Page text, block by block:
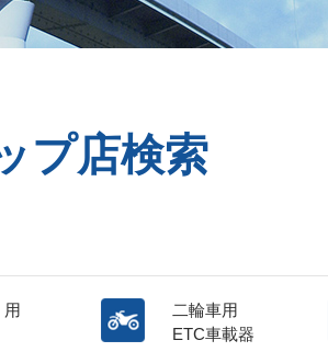
プ店検索
用
二輪車用
ETC車載器